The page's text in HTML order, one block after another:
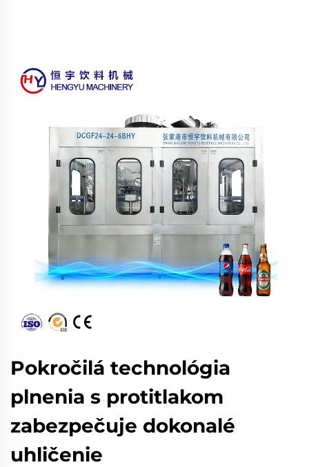
Pokročilá technológia
plnenia s protitlakom
zabezpečuje dokonalé
uhličenie